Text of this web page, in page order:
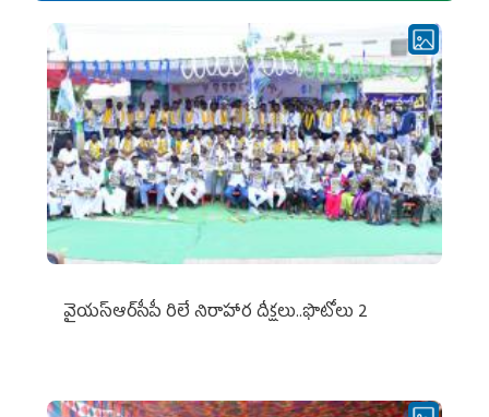
వైయ‌స్ఆర్‌సీపీ రిలే నిరాహార దీక్షలు..ఫొటోలు 2